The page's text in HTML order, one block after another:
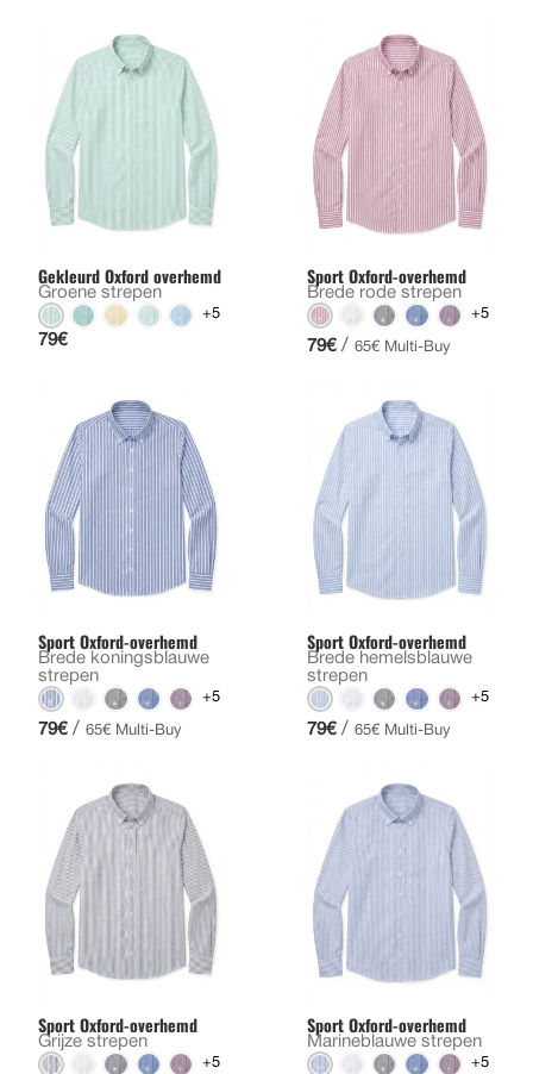
Gekleurd Oxford overhemd
Groene strepen
+5
79€
Sport Oxford-overhemd
Brede rode strepen
+5
79€ / 65€ Multi-Buy
Sport Oxford-overhemd
Brede koningsblauwe
strepen
+5
79€ / 65€ Multi-Buy
Sport Oxford-overhemd
Brede hemelsblauwe
strepen
+5
79€ / 65€ Multi-Buy
Sport Oxford-overhemd
Grijze strepen
+5
Sport Oxford-overhemd
Marineblauwe strepen
+5